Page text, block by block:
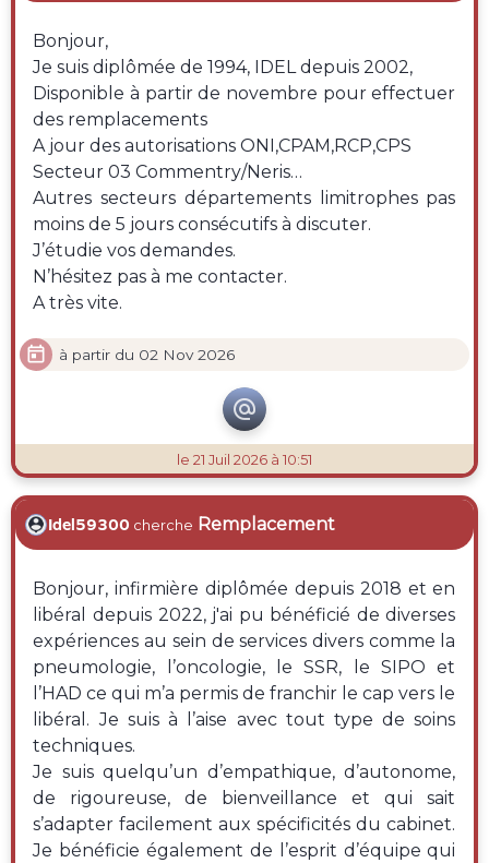
Bonjour,
Je suis diplômée de 1994, IDEL depuis 2002,
Disponible à partir de novembre pour effectuer
des remplacements
A jour des autorisations ONI,CPAM,RCP,CPS
Secteur 03 Commentry/Neris…
Autres secteurs départements limitrophes pas
moins de 5 jours consécutifs à discuter.
J’étudie vos demandes.
N’hésitez pas à me contacter.
A très vite.
 à partir du 02 Nov 2026

le 21 Juil 2026 à 10:51
Idel59300 cherche Remplacement
Bonjour, infirmière diplômée depuis 2018 et en
libéral depuis 2022, j'ai pu bénéficié de diverses
expériences au sein de services divers comme la
pneumologie, l’oncologie, le SSR, le SIPO et
l’HAD ce qui m’a permis de franchir le cap vers le
libéral. Je suis à l’aise avec tout type de soins
techniques.
Je suis quelqu’un d’empathique, d’autonome,
de rigoureuse, de bienveillance et qui sait
s’adapter facilement aux spécificités du cabinet.
Je bénéficie également de l’esprit d’équipe qui